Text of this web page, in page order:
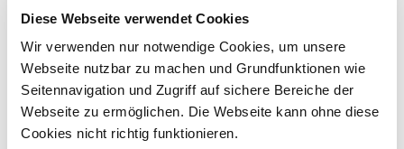
Diese Webseite verwendet Cookies
Wir verwenden nur notwendige Cookies, um unsere
Webseite nutzbar zu machen und Grundfunktionen wie
Seitennavigation und Zugriff auf sichere Bereiche der
Webseite zu ermöglichen. Die Webseite kann ohne diese
Cookies nicht richtig funktionieren.